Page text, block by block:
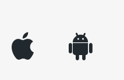
appleinc android